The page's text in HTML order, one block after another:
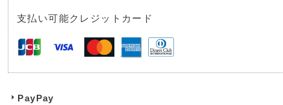
支払い可能クレジットカード
PayPay